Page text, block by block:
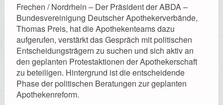
Mitgliederbereich
Frechen / Nordrhein – Der Präsident der ABDA –
Bundesvereinigung Deutscher Apothekerverbände,
Thomas Preis, hat die Apothekenteams dazu
aufgerufen, verstärkt das Gespräch mit politischen
Entscheidungsträgern zu suchen und sich aktiv an
den geplanten Protestaktionen der Apothekerschaft
zu beteiligen. Hintergrund ist die entscheidende
Phase der politischen Beratungen zur geplanten
Apothekenreform.